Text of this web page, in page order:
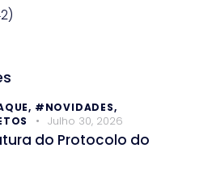
#NOVIDADES,
Julho 30, 2026
do Protocolo do